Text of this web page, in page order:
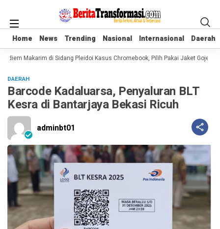
Home News Trending Nasional Internasional Daerah
Home News Trending Nasional Internasional Daerah
Makarim di Sidang Pleidoi Kasus Chromebook, Pilih Pakai Jaket Gojek
DAERAH
Barcode Kadaluarsa, Penyaluran BLT
Kesra di Bantarjaya Bekasi Ricuh
adminbt01